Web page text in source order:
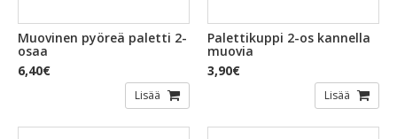
Muovinen pyöreä paletti 2-
osaa
6,40€
Lisää
Palettikuppi 2-os kannella
muovia
3,90€
Lisää